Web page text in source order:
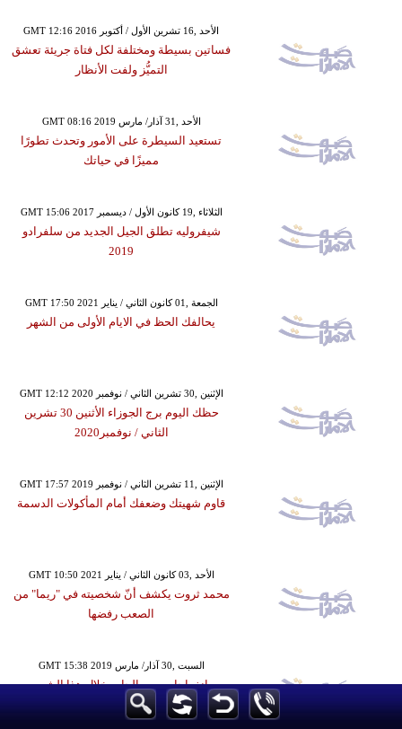
GMT 12:16 2016 الأحد ,16 تشرين الأول / أكتوبر
فساتين بسيطة ومختلفة لكل فتاة جريئة تعشق
التميُّز ولفت الأنظار
GMT 08:16 2019 الأحد ,31 آذار/ مارس
تستعيد السيطرة على الأمور وتحدث تطورًا
مميزًا في حياتك
GMT 15:06 2017 الثلاثاء ,19 كانون الأول / ديسمبر
شيفروليه تطلق الجيل الجديد من سلفرادو
2019
GMT 17:50 2021 الجمعة ,01 كانون الثاني / يناير
يحالفك الحظ في الايام الأولى من الشهر
GMT 12:12 2020 الإثنين ,30 تشرين الثاني / نوفمبر
حظك اليوم برج الجوزاء الأثنين 30 تشرين
الثاني / نوفمبر2020
GMT 17:57 2019 الإثنين ,11 تشرين الثاني / نوفمبر
قاوم شهيتك وضعفك أمام المأكولات الدسمة
GMT 10:50 2021 الأحد ,03 كانون الثاني / يناير
محمد ثروت يكشف أنّ شخصيته في "ريما" من
الصعب رفضها
GMT 15:38 2019 السبت ,30 آذار/ مارس
انفراجات ومصالحات خلال هذا الشهر